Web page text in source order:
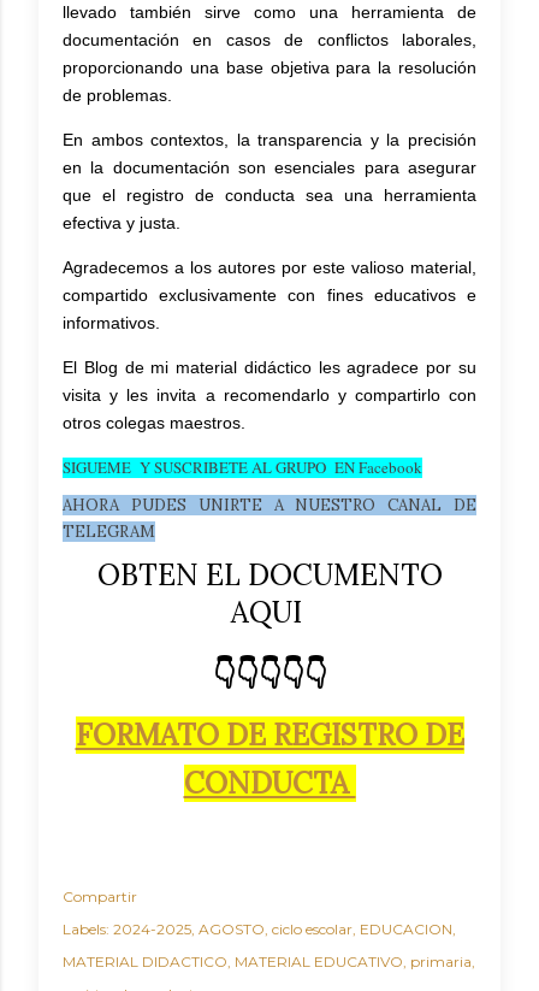
llevado también sirve como una herramienta de
documentación en casos de conflictos laborales,
proporcionando una base objetiva para la resolución
de problemas.
En ambos contextos, la transparencia y la precisión
en la documentación son esenciales para asegurar
que el registro de conducta sea una herramienta
efectiva y justa.
Agradecemos a los autores por este valioso material,
compartido exclusivamente con fines educativos e
informativos.
El Blog de mi material didáctico les agradece por su
visita y les invita a recomendarlo y compartirlo con
otros colegas maestros.
SIGUEME Y SUSCRIBETE AL GRUPO EN Facebook
AHORA PUDES UNIRTE A NUESTRO CANAL DE
TELEGRAM
OBTEN EL DOCUMENTO
AQUI
👇👇👇👇👇
FORMATO DE REGISTRO DE
CONDUCTA
Compartir
Labels: 2024-2025 AGOSTO ciclo escolar EDUCACION
MATERIAL DIDACTICO MATERIAL EDUCATIVO primaria